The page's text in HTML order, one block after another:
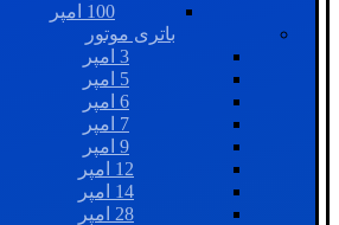
100 امپر
باتری موتور
3 امپر
5 امپر
6 امپر
7 امپر
9 امپر
12 امپر
14 امپر
28 امپر